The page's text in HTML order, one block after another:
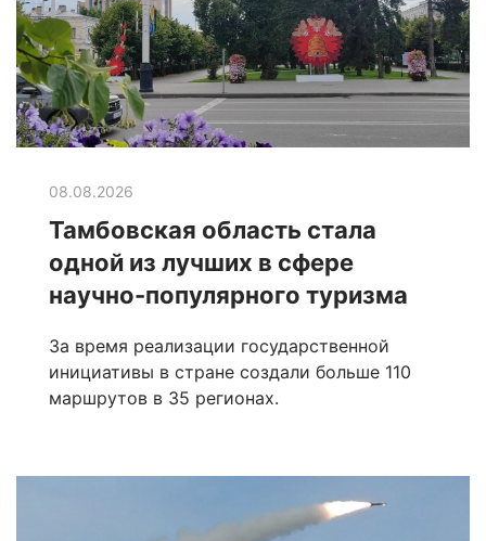
08.08.2026
Тамбовская область стала
одной из лучших в сфере
научно-популярного туризма
За время реализации государственной
инициативы в стране создали больше 110
маршрутов в 35 регионах.